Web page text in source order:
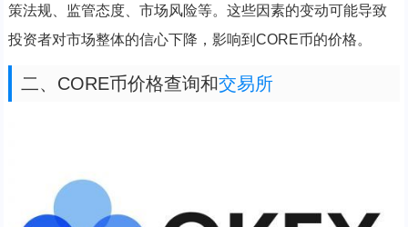
策法规、监管态度、市场风险等。这些因素的变动可能导致
投资者对市场整体的信心下降，影响到CORE币的价格。
二、CORE币价格查询和交易所